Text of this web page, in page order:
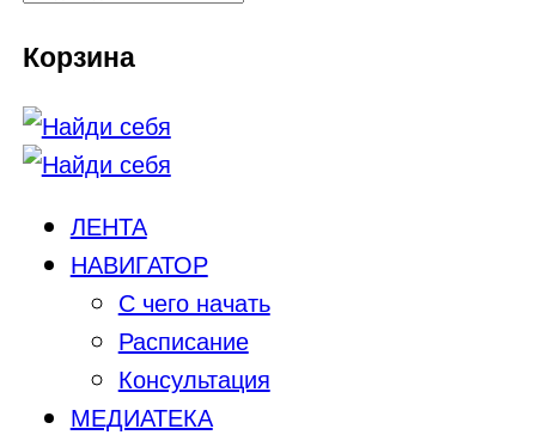
Корзина
ЛЕНТА
НАВИГАТОР
С чего начать
Расписание
Консультация
МЕДИАТЕКА